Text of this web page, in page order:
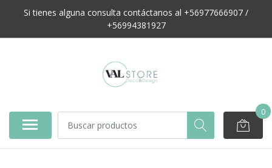
Si tienes alguna consulta contáctanos al +56977666907 /
+56994381927
0